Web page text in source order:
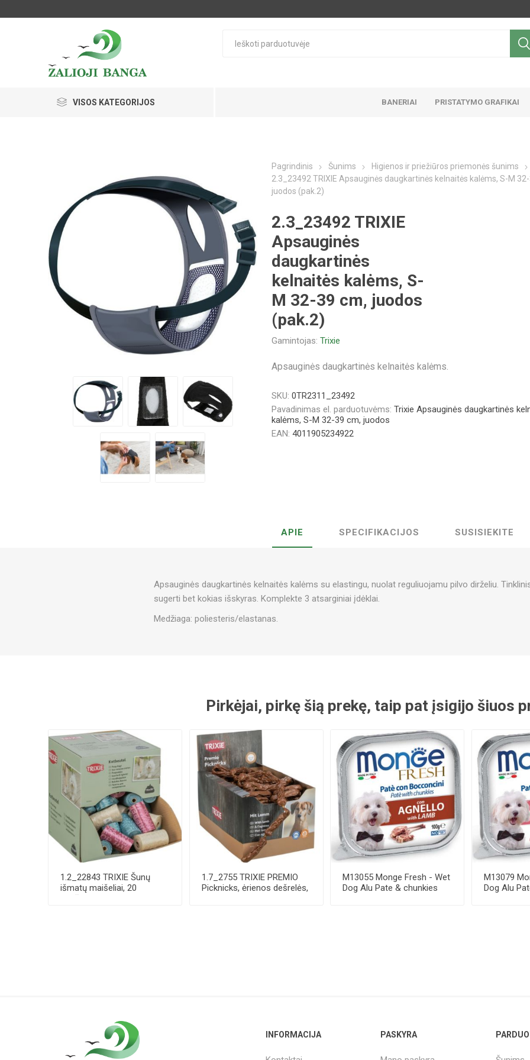
VISOS KATEGORIJOS BANERIAI PRISTATYMO GRAFIKAI
Pagrindinis Šunims
Higienos ir priežiūros priemonės šunims
2.3_23492 TRIXIE Apsauginės daugkartinės kelnaitės kalėms, S-M
juodos (pak.2)
2.3_23492 TRIXIE
Apsauginės
daugkartinės
kelnaitės kalėms, S-
M 32-39 cm, juodos
(pak.2)
Gamintojas: Trixie
Apsauginės daugkartinės kelnaitės kalėms.
SKU: 0TR2311_23492
Pavadinimas el. parduotuvėms: Trixie Apsauginės daugkartinės
kalėms, S-M 32-39 cm, juodos
EAN: 4011905234922
APIE SPECIFIKACIJOS SUSISIEKITE
Apsauginės daugkartinės kelnaitės kalėms su elastingu, nuolat reguliuojamu pilvo dirželiu.
sugerti bet kokias išskyras. Komplekte 3 atsarginiai įdėklai.
Medžiaga: poliesteris/elastanas.
Pirkėjai, pirkę šią prekę, taip pat įsigijo šiuos
1.2_22843 TRIXIE Šunų
išmatų maišeliai, 20
maišelių-rulone, ...
1.7_2755 TRIXIE PREMIO
Picknicks, ėrienos dešrelės,
M13055 Monge Fresh - Wet
Dog Alu Pate & chunkies
M13079
Dog Alu
INFORMACIJA PASKYRA